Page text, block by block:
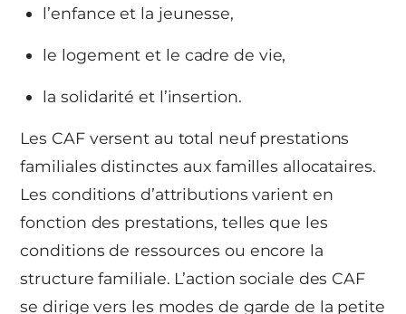
l’enfance et la jeunesse,
le logement et le cadre de vie,
la solidarité et l’insertion.
Les CAF versent au total neuf prestations
familiales distinctes aux familles allocataires.
Les conditions d’attributions varient en
fonction des prestations, telles que les
conditions de ressources ou encore la
structure familiale. L’action sociale des CAF
se dirige vers les modes de garde de la petite